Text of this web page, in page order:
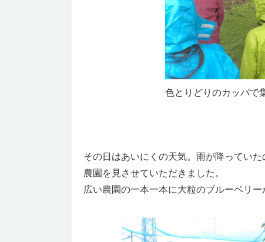
色とりどりのカッパで
その日はあいにくの天気。雨が降ってい
農園を見させていただきました。
広い農園の一本一本に大粒のブルーベリ